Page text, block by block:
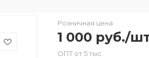
Розничная цена
1 000 руб./
ОПТ от 5 тыс.